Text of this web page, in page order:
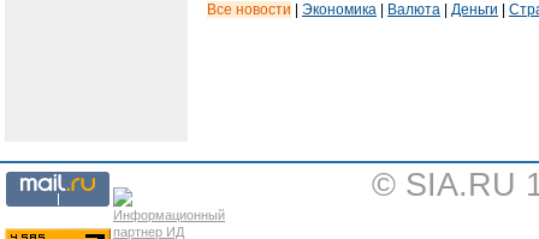
Все новости Экономика Валюта Деньги
© SIA.RU